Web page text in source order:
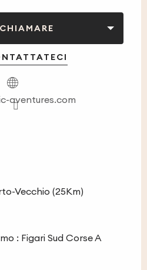
CHIAMARE
aventures.com
Vecchio (25Km)
: Figari Sud Corse A